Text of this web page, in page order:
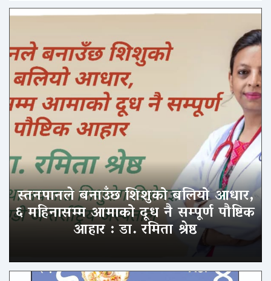
स्तनपानले बनाउँछ शिशुको बलियो आधार,
६ महिनासम्म आमाको दूध नै सम्पूर्ण पौष्टिक
आहार : डा. रमिता श्रेष्ठ